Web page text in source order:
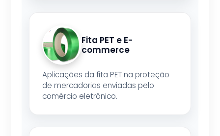
Fita PET e E-
commerce
Aplicações da fita PET na proteção
de mercadorias enviadas pelo
comércio eletrônico.